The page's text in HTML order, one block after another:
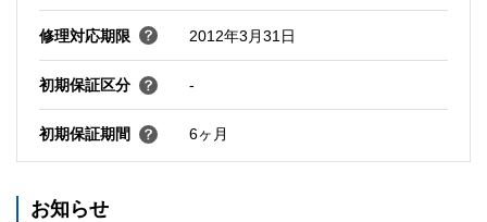
修理対応期限 2012年3月31日
初期保証区分 -
初期保証期間 6ヶ月
お知らせ